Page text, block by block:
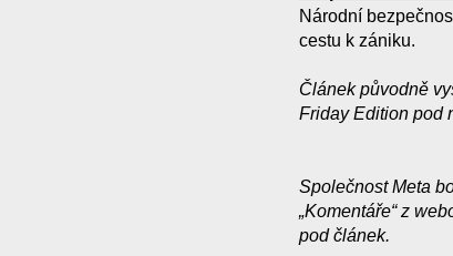
Národní
cestu k zániku.
Článek původně
Friday Edition pod
Společnost Meta
„Komentáře“ z
pod článek.